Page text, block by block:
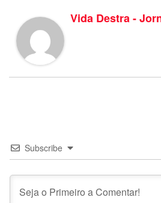
Vida Destra -
Subscribe